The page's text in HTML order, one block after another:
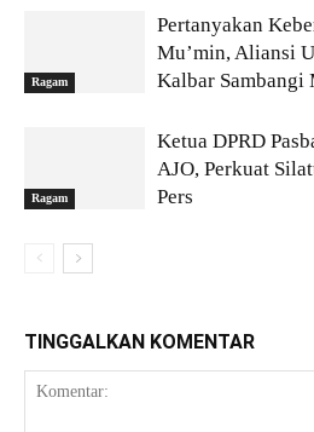
Ragam
Pertanyakan
Mu’min, Aliansi
Kalbar Sambangi
Ragam
Ketua DPRD
AJO, Perkuat
Pers
TINGGALKAN KOMENTAR